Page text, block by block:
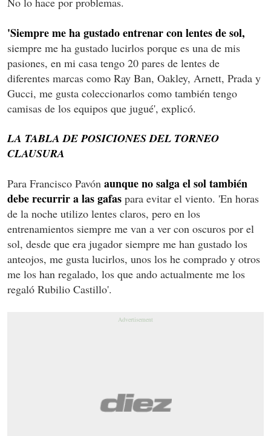
'Siempre me ha gustado entrenar con lentes de sol,
siempre me ha gustado lucirlos porque es una de mis
pasiones, en mi casa tengo 20 pares de lentes de
diferentes marcas como Ray Ban, Oakley, Arnett, Prada y
Gucci, me gusta coleccionarlos como también tengo
camisas de los equipos que jugué', explicó.
LA TABLA DE POSICIONES DEL TORNEO
CLAUSURA
Para Francisco Pavón aunque no salga el sol también
debe recurrir a las gafas para evitar el viento. 'En horas
de la noche utilizo lentes claros, pero en los
entrenamientos siempre me van a ver con oscuros por el
sol, desde que era jugador siempre me han gustado los
anteojos, me gusta lucirlos, unos los he comprado y otros
me los han regalado, los que ando actualmente me los
regaló Rubilio Castillo'.